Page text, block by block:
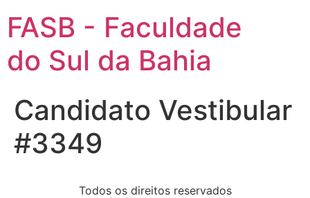
FASB - Faculdade
do Sul da Bahia
Candidato Vestibular
#3349
Todos os direitos reservados